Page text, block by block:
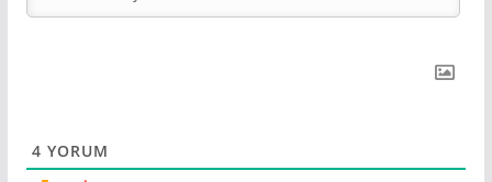
4 YORUM